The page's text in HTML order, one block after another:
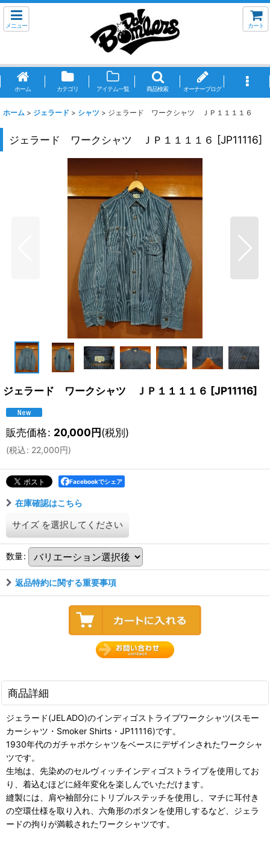
メニュー カート
ホーム カテゴリ アイテム一覧 商品検索 オーナーブログ
ホーム > ジェラード > シャツ > ジェラード ワークシャツ ＪＰ１１１１６
ジェラード ワークシャツ ＪＰ１１１１６ [JP11116]
ジェラード ワークシャツ ＪＰ１１１１６ [JP11116]
販売価格: 20,000円(税別)
(税込: 22,000円)
Facebookでシェア
在庫確認はこちら
サイズ を選択してください
数量:
返品特約に関する重要事項
商品詳細
ジェラード(JELADO)のインディゴストライプワークシャツ(スモー
カーシャツ・Smoker Shirts・JP11116)です。
1930年代のガチャポケシャツをベースにデザインされたワークシャ
ツです。
生地は、先染めのセルヴィッチインディゴストライプを使用してお
り、着込むほどに経年変化を楽しんでいただけます。
縫製には、肩や袖部分にトリプルステッチを使用し、マチに耳付き
の空環仕様を取り入れ、六角形のボタンを使用しするなど、ジェラ
ードの拘りが満載されたワークシャツです。